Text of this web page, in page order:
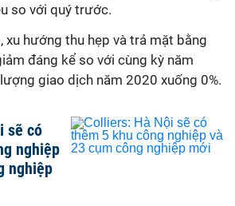
so với quý trước.
xu hướng thu hẹp và trả mặt bằng
đáng kể so với cùng kỳ năm
giao dịch năm 2020 xuống 0%.
sẽ có
nghiệp
nghiệp